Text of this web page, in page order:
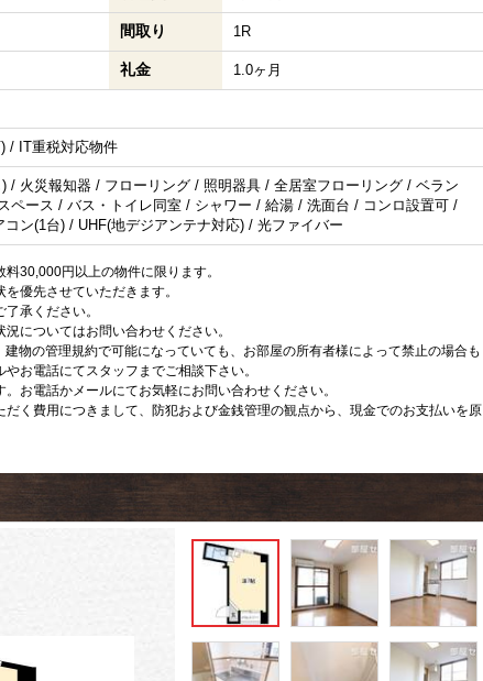
間取り 1R
礼金 1.0ヶ月
/ IT重税対応物件
/ 火災報知器 / フローリング / 照明器具 / 全居室フローリング / ベラン
ペース / バス・トイレ同室 / シャワー / 給湯 / 洗面台 / コンロ設置可 /
コン(1台) / UHF(地デジアンテナ対応) / 光ファイバー
30,000円以上の物件に限ります。
優先させていただきます。
承ください。
についてはお問い合わせください。
物の管理規約で可能になっていても、お部屋の所有者様によって禁止の場合も
お電話にてスタッフまでご相談下さい。
お電話かメールにてお気軽にお問い合わせください。
く費用につきまして、防犯および金銭管理の観点から、現金でのお支払いを原